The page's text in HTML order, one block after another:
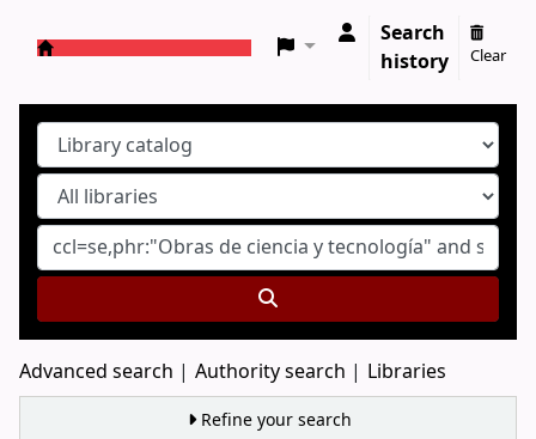
Search
history
Clear
Advanced search Authority search Libraries
Refine your search